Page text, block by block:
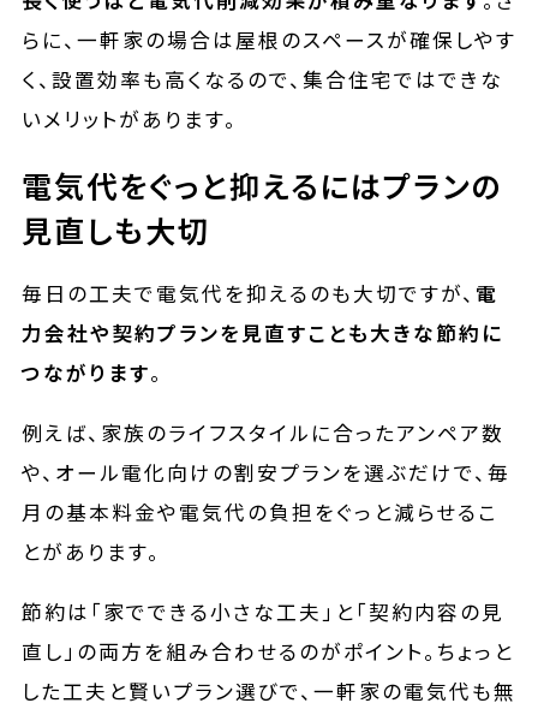
らに、一軒家の場合は屋根のスペースが確保しやす
く、設置効率も高くなるので、集合住宅ではできな
いメリットがあります。
電気代をぐっと抑えるにはプランの
見直しも大切
毎日の工夫で電気代を抑えるのも大切ですが、 電
力会社や契約プランを見直すことも大きな節約に
つながります。
例えば、家族のライフスタイルに合ったアンペア数
や、オール電化向けの割安プランを選ぶだけで、毎
月の基本料金や電気代の負担をぐっと減らせるこ
とがあります。
節約は「家でできる小さな工夫」と「契約内容の見
直し」の両方を組み合わせるのがポイント。ちょっと
した工夫と賢いプラン選びで、一軒家の電気代も無